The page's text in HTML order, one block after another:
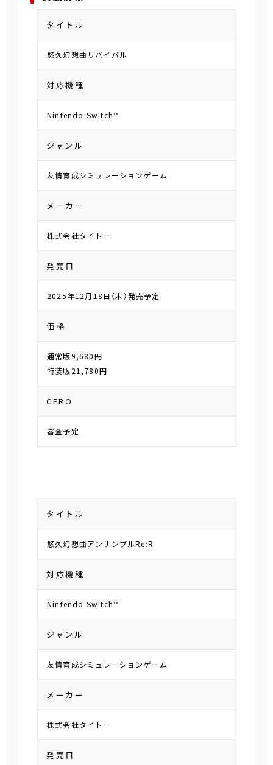
タイトル
悠久幻想曲リバイバル
対応機種
Nintendo Switch™
ジャンル
友情育成シミュレーションゲーム
メーカー
株式会社タイトー
発売日
2025年12月18日（木）発売予定
価格
通常版9,680円
特装版21,780円
CERO
審査予定
タイトル
悠久幻想曲アンサンブルRe:R
対応機種
Nintendo Switch™
ジャンル
友情育成シミュレーションゲーム
メーカー
株式会社タイトー
発売日